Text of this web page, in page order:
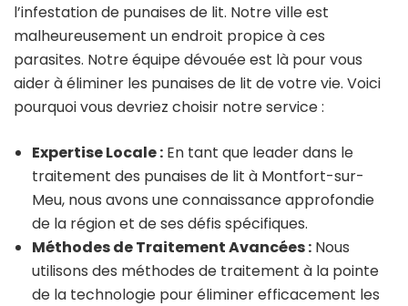
l’infestation de punaises de lit. Notre ville est
malheureusement un endroit propice à ces
parasites. Notre équipe dévouée est là pour vous
aider à éliminer les punaises de lit de votre vie. Voici
pourquoi vous devriez choisir notre service :
Expertise Locale : En tant que leader dans le
traitement des punaises de lit à Montfort-sur-
Meu, nous avons une connaissance approfondie
de la région et de ses défis spécifiques.
Méthodes de Traitement Avancées : Nous
utilisons des méthodes de traitement à la pointe
de la technologie pour éliminer efficacement les